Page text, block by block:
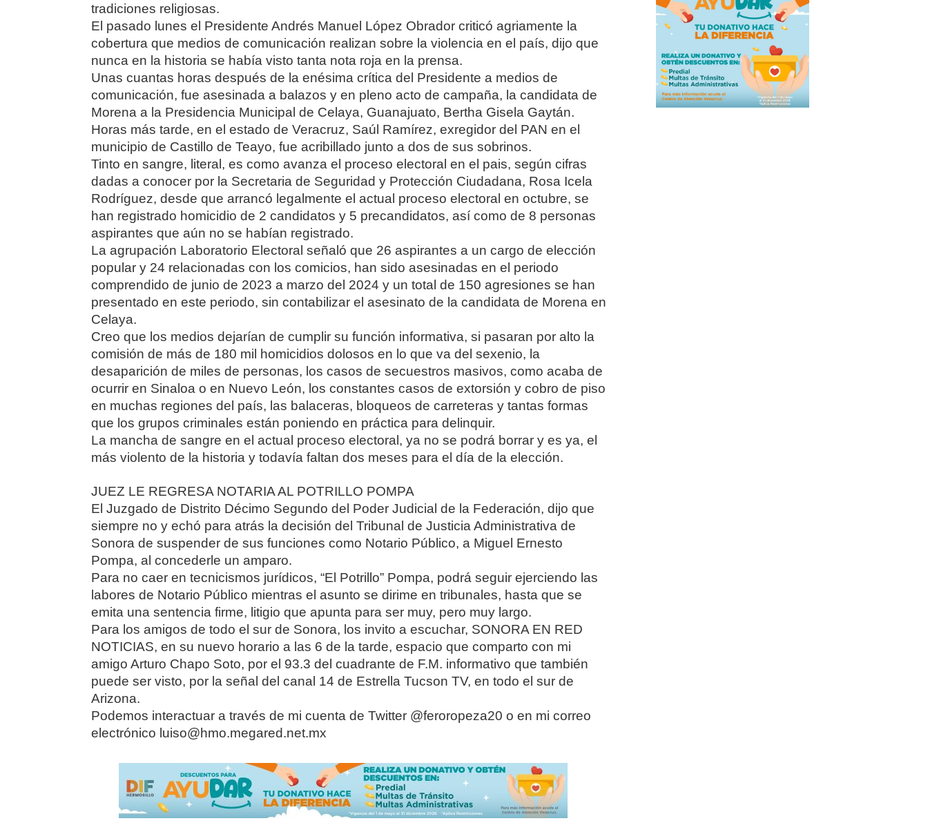
tradiciones religiosas.
El pasado lunes el Presidente Andrés Manuel López Obrador criticó agriamente la
cobertura que medios de comunicación realizan sobre la violencia en el país, dijo que
nunca en la historia se había visto tanta nota roja en la prensa.
Unas cuantas horas después de la enésima crítica del Presidente a medios de
comunicación, fue asesinada a balazos y en pleno acto de campaña, la candidata de
Morena a la Presidencia Municipal de Celaya, Guanajuato, Bertha Gisela Gaytán.
Horas más tarde, en el estado de Veracruz, Saúl Ramírez, exregidor del PAN en el
municipio de Castillo de Teayo, fue acribillado junto a dos de sus sobrinos.
Tinto en sangre, literal, es como avanza el proceso electoral en el pais, según cifras
dadas a conocer por la Secretaria de Seguridad y Protección Ciudadana, Rosa Icela
Rodríguez, desde que arrancó legalmente el actual proceso electoral en octubre, se
han registrado homicidio de 2 candidatos y 5 precandidatos, así como de 8 personas
aspirantes que aún no se habían registrado.
La agrupación Laboratorio Electoral señaló que 26 aspirantes a un cargo de elección
popular y 24 relacionadas con los comicios, han sido asesinadas en el periodo
comprendido de junio de 2023 a marzo del 2024 y un total de 150 agresiones se han
presentado en este periodo, sin contabilizar el asesinato de la candidata de Morena en
Celaya.
Creo que los medios dejarían de cumplir su función informativa, si pasaran por alto la
comisión de más de 180 mil homicidios dolosos en lo que va del sexenio, la
desaparición de miles de personas, los casos de secuestros masivos, como acaba de
ocurrir en Sinaloa o en Nuevo León, los constantes casos de extorsión y cobro de piso
en muchas regiones del país, las balaceras, bloqueos de carreteras y tantas formas
que los grupos criminales están poniendo en práctica para delinquir.
La mancha de sangre en el actual proceso electoral, ya no se podrá borrar y es ya, el
más violento de la historia y todavía faltan dos meses para el día de la elección.
JUEZ LE REGRESA NOTARIA AL POTRILLO POMPA
El Juzgado de Distrito Décimo Segundo del Poder Judicial de la Federación, dijo que
siempre no y echó para atrás la decisión del Tribunal de Justicia Administrativa de
Sonora de suspender de sus funciones como Notario Público, a Miguel Ernesto
Pompa, al concederle un amparo.
Para no caer en tecnicismos jurídicos, “El Potrillo” Pompa, podrá seguir ejerciendo las
labores de Notario Público mientras el asunto se dirime en tribunales, hasta que se
emita una sentencia firme, litigio que apunta para ser muy, pero muy largo.
Para los amigos de todo el sur de Sonora, los invito a escuchar, SONORA EN RED
NOTICIAS, en su nuevo horario a las 6 de la tarde, espacio que comparto con mi
amigo Arturo Chapo Soto, por el 93.3 del cuadrante de F.M. informativo que también
puede ser visto, por la señal del canal 14 de Estrella Tucson TV, en todo el sur de
Arizona.
Podemos interactuar a través de mi cuenta de Twitter @feroropeza20 o en mi correo
electrónico luiso@hmo.megared.net.mx